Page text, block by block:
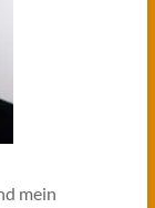
mein